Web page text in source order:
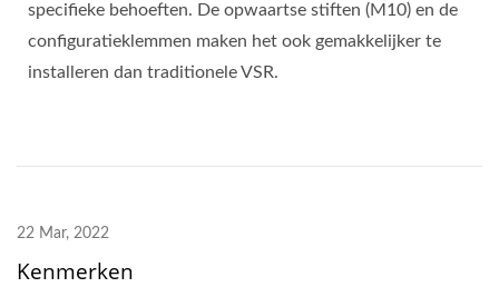
specifieke behoeften. De opwaartse stiften (M10) en de
configuratieklemmen maken het ook gemakkelijker te
installeren dan traditionele VSR.
22 Mar, 2022
Kenmerken